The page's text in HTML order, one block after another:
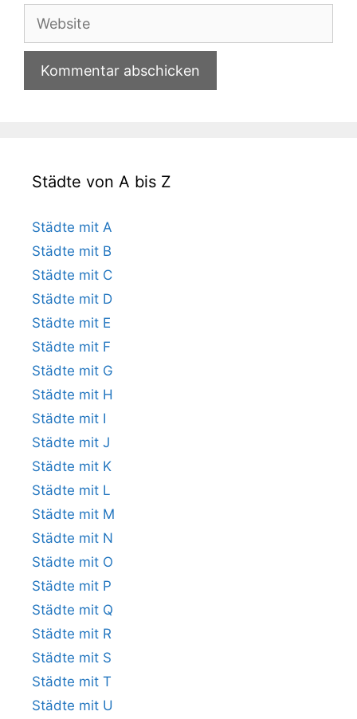
Adresse
Website
Städte von A bis Z
Städte mit A
Städte mit B
Städte mit C
Städte mit D
Städte mit E
Städte mit F
Städte mit G
Städte mit H
Städte mit I
Städte mit J
Städte mit K
Städte mit L
Städte mit M
Städte mit N
Städte mit O
Städte mit P
Städte mit Q
Städte mit R
Städte mit S
Städte mit T
Städte mit U